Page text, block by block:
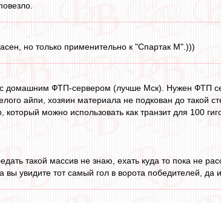
но только применительно к "Спартак М".)))
домашним ФТП-сервером (лучше Мск). Нужен ФТП
айпи, хозяин материала не подкован до такой
можно использовать как транзит для 100
такой массив не знаю, ехать куда то пока не
вы увидите тот самый гол в ворота победителей,